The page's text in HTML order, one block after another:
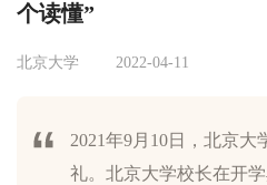
个读懂”
北京大学 2022-04-11
2021年9月10日，北京大
礼。北京大学校长在开